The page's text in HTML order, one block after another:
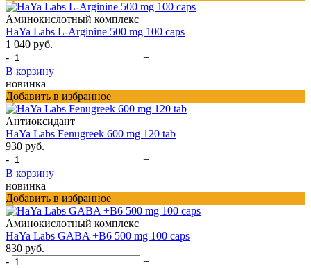
Аминокислотный комплекс
HaYa Labs L-Arginine 500 mg 100 caps
1 040 руб.
-
+
В корзину
новинка
Добавить в избранное
Антиоксидант
HaYa Labs Fenugreek 600 mg 120 tab
930 руб.
-
+
В корзину
новинка
Добавить в избранное
Аминокислотный комплекс
HaYa Labs GABA +B6 500 mg 100 caps
830 руб.
-
+